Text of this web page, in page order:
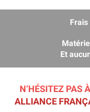
Et
N’HÉSITEZ PAS
ALLIANCE